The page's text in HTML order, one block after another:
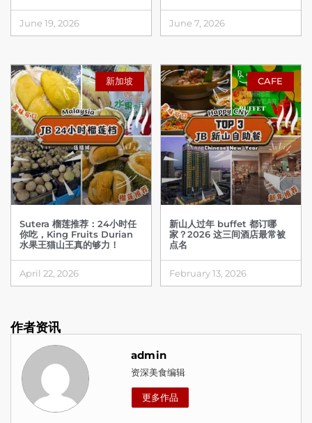
June 19, 2026 June 7, 2026
新加坡
Sutera 榴莲推荐：24小时任
你吃，King Fruits Durian
水果王猫山王真的够力！
April 22, 2026
CAFE
新山人过年 buffet 都订哪
家？2026 这三间酒店最常被
点名
February 13, 2026
作者资讯
admin
资深美食编辑
更多作品